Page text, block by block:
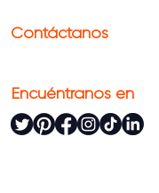
Contáctanos
Encuéntranos en